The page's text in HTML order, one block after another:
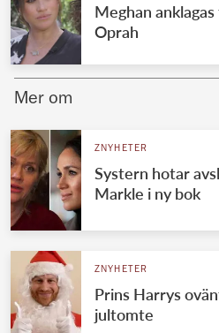
Marockanska
Meghan
Oprah
Mer om
ZNYHETER
Systern hotar
Markle i ny bok
ZNYHETER
Prins Harrys
jultomte